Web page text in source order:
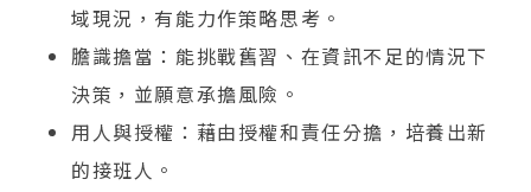
域現況，有能力作策略思考。
膽識擔當：能挑戰舊習、在資訊不足的情況下
決策，並願意承擔風險。
用人與授權：藉由授權和責任分擔，培養出新
的接班人。